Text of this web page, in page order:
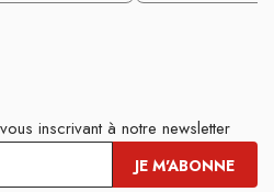
inscrivant à notre newsletter